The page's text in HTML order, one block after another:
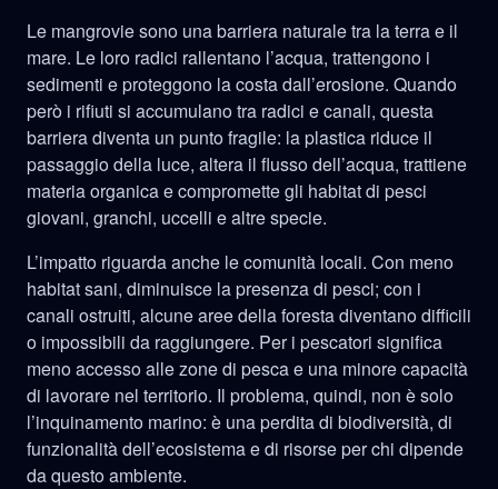
Le mangrovie sono una barriera naturale tra la terra e il
mare. Le loro radici rallentano l’acqua, trattengono i
sedimenti e proteggono la costa dall’erosione. Quando
però i rifiuti si accumulano tra radici e canali, questa
barriera diventa un punto fragile: la plastica riduce il
passaggio della luce, altera il flusso dell’acqua, trattiene
materia organica e compromette gli habitat di pesci
giovani, granchi, uccelli e altre specie.
L’impatto riguarda anche le comunità locali. Con meno
habitat sani, diminuisce la presenza di pesci; con i
canali ostruiti, alcune aree della foresta diventano difficili
o impossibili da raggiungere. Per i pescatori significa
meno accesso alle zone di pesca e una minore capacità
di lavorare nel territorio. Il problema, quindi, non è solo
l’inquinamento marino: è una perdita di biodiversità, di
funzionalità dell’ecosistema e di risorse per chi dipende
da questo ambiente.